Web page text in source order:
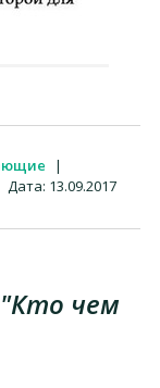
|
Дата: 13.09.2017
чем